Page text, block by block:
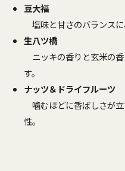
豆大福
塩味と甘さのバランスに
生八ツ橋
ニッキの香りと玄米の
す。
ナッツ＆ドライフルーツ
噛むほどに香ばしさが
性。